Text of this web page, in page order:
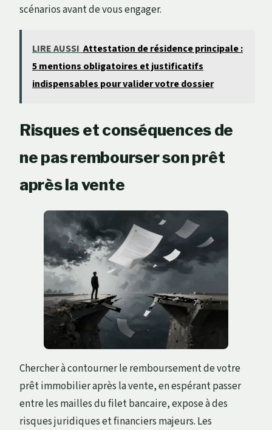
scénarios avant de vous engager.
LIRE AUSSI Attestation de résidence principale :
5 mentions obligatoires et justificatifs
indispensables pour valider votre dossier
Risques et conséquences de
ne pas rembourser son prêt
après la vente
Chercher à contourner le remboursement de votre
prêt immobilier après la vente, en espérant passer
entre les mailles du filet bancaire, expose à des
risques juridiques et financiers majeurs. Les